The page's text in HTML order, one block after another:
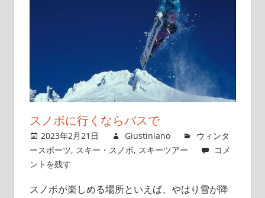
スノボに行くならバスで
2023年2月21日 Giustiniano
ウィンタ
ースポーツ, スキー・スノボ, スキーツアー
コメ
ントを残す
スノボが楽しめる場所といえば、やはり雪が降